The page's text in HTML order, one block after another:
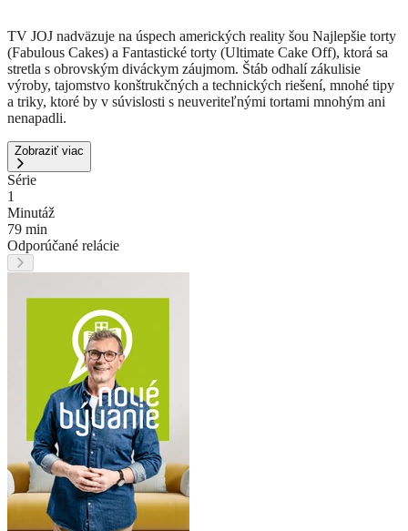
TV JOJ nadväzuje na úspech amerických reality šou Najlepšie torty
(Fabulous Cakes) a Fantastické torty (Ultimate Cake Off), ktorá sa
stretla s obrovským diváckym záujmom. Štáb odhalí zákulisie
výroby, tajomstvo konštrukčných a technických riešení, mnohé tipy
a triky, ktoré by v súvislosti s neuveriteľnými tortami mnohým ani
nenapadli.
Zobraziť viac
Série
1
Minutáž
79 min
Odporúčané relácie